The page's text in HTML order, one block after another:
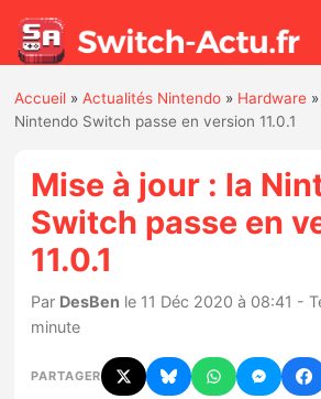
Actualités
Jeux
Hardware
Mises à jour
Accueil »Actualités Nintendo » Hardware »
Nintendo Switch passe en version 11.0.1
Mise à jour : la
Switch passe en
11.0.1
Par DesBen le 11 Déc 2020 à 08:41 -
minute
PARTAGER